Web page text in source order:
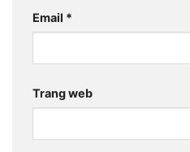
Email *
Trang web